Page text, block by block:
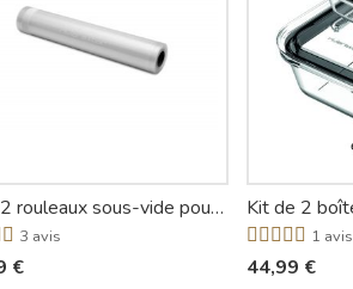
Pack 2 rouleaux sous-vide pour PSV660 et PSV760 - Riviera-et-Bar
3 avis
€
1 avis
44,99 €